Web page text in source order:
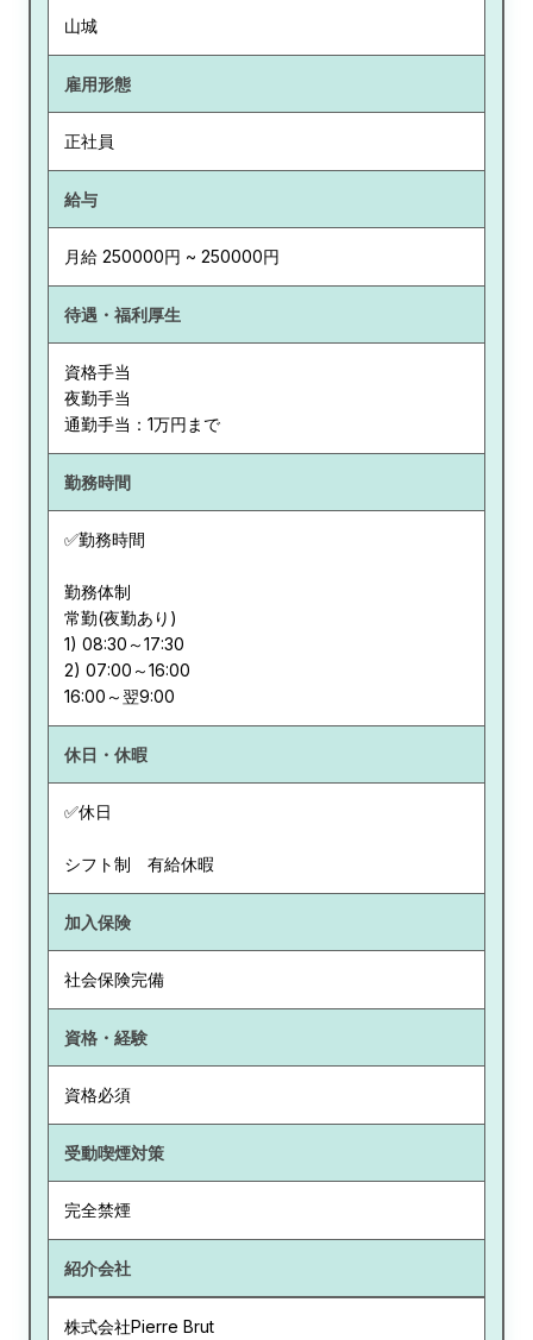
山城
雇用形態
正社員
給与
月給 250000円 ~ 250000円
待遇・福利厚生
資格手当
夜勤手当
通勤手当：1万円まで
勤務時間
✅勤務時間
勤務体制
常勤(夜勤あり)
1) 08:30～17:30
2) 07:00～16:00
休日・休暇
✅休日
シフト制 有給休暇
加入保険
社会保険完備
資格・経験
資格必須
受動喫煙対策
完全禁煙
紹介会社
株式会社Pierre Brut